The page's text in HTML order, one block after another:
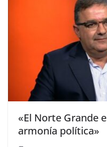
«El Norte Grande
armonía política»